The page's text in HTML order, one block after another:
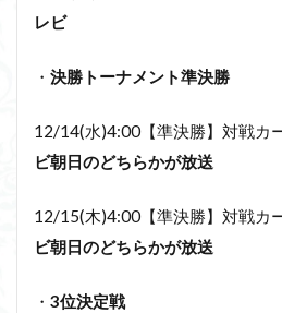
レビ
・ 決勝トーナメント準決勝
12/14(水)4:00【準決勝】対戦カ
ビ朝日のどちらかが放送
12/15(木)4:00【準決勝】対戦カ
ビ朝日のどちらかが放送
・ 3位決定戦